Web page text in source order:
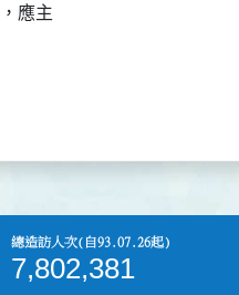
應主
總造訪人次(自93.07.26起)
7,802,381